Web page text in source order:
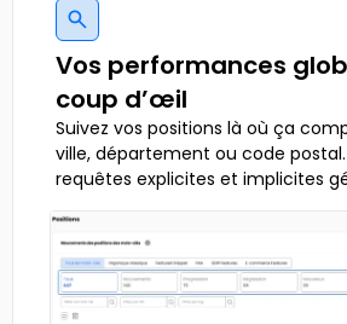
Vos performances
coup d’œil
Suivez vos positions là où ça
ville, département ou code
requêtes explicites et implicites